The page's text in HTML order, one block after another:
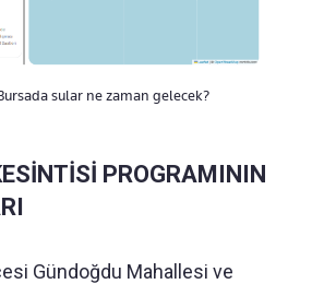
sular ne zaman gelecek?
PROGRAMININ
Gündoğdu Mahallesi ve